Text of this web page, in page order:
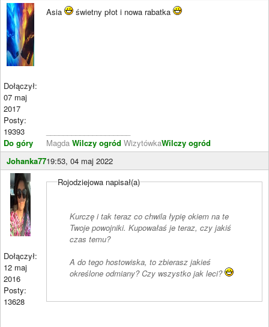
Dołączył:
07 maj
2017
Posty:
19393
Do góry
Asia świetny płot i nowa rabatka
Magda Wilczy ogród WizytówkaWilczy ogród
Johanka7719:53, 04 maj 2022
Dołączył:
12 maj
2016
Posty:
13628
Rojodziejowa napisał(a)
Kurczę i tak teraz co chwila łypię okiem na te
Twoje powojniki. Kupowałaś je teraz, czy jakiś
czas temu?
A do tego hostowiska, to zbierasz jakieś
określone odmiany? Czy wszystko jak leci?